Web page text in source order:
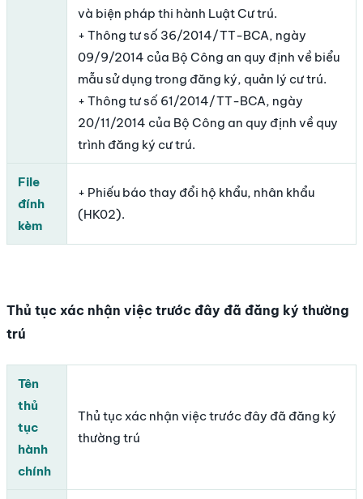
và biện pháp thi hành Luật Cư trú.
+ Thông tư số 36/2014/TT-BCA, ngày
09/9/2014 của Bộ Công an quy định về biểu
mẫu sử dụng trong đăng ký, quản lý cư trú.
+ Thông tư số 61/2014/TT-BCA, ngày
20/11/2014 của Bộ Công an quy định về quy
trình đăng ký cư trú.
File
đính
kèm
+ Phiếu báo thay đổi hộ khẩu, nhân khẩu
(HK02).
Thủ tục xác nhận việc trước đây đã đăng ký thường
trú
Tên
thủ
tục
hành
chính
Thủ tục xác nhận việc trước đây đã đăng ký
thường trú